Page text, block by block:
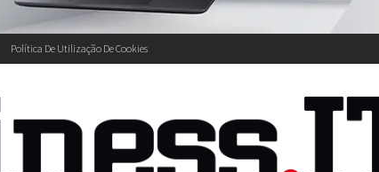
Política De Utilização De Cookies